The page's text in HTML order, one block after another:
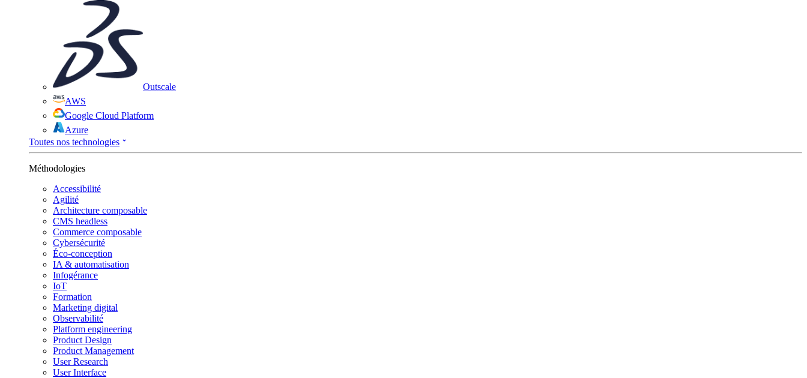
Outscale
AWS
Google Cloud Platform
Azure
Toutes nos technologies
Méthodologies
Accessibilité
Agilité
Architecture composable
CMS headless
Commerce composable
Cybersécurité
Éco-conception
IA & automatisation
Infogérance
IoT
Formation
Marketing digital
Observabilité
Platform engineering
Product Design
Product Management
User Research
User Interface